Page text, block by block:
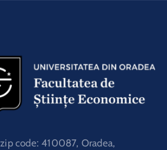
code: 410087, Oradea,